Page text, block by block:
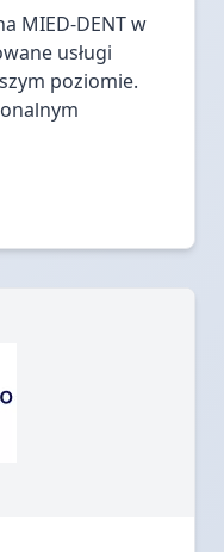
MIED-DENT w
usługi
poziomie.